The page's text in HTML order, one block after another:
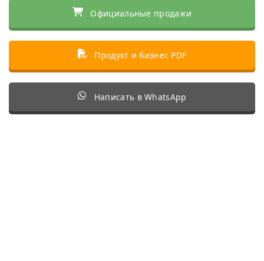
Официальные продажи
Продукт и бизнес PDF
Написать в WhatsApp